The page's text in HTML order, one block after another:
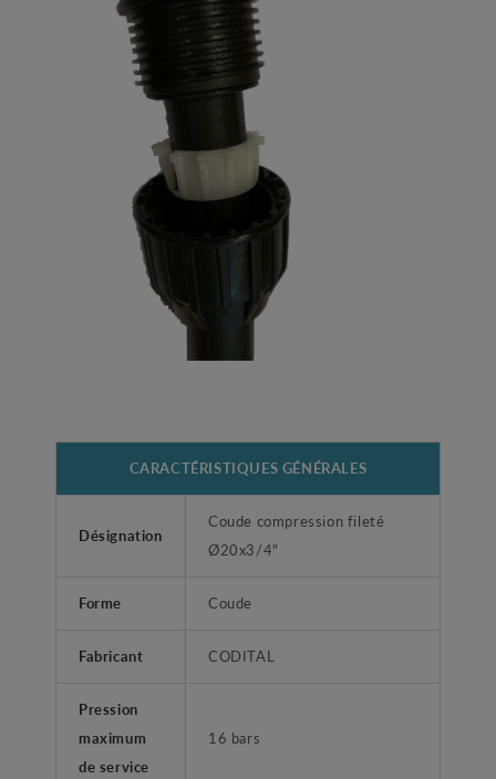
CARACTÉRISTIQUES GÉNÉRALES
Désignation
Coude compression fileté
Ø20x3/4"
Forme Coude
Fabricant CODITAL
Pression
maximum
de service
16 bars